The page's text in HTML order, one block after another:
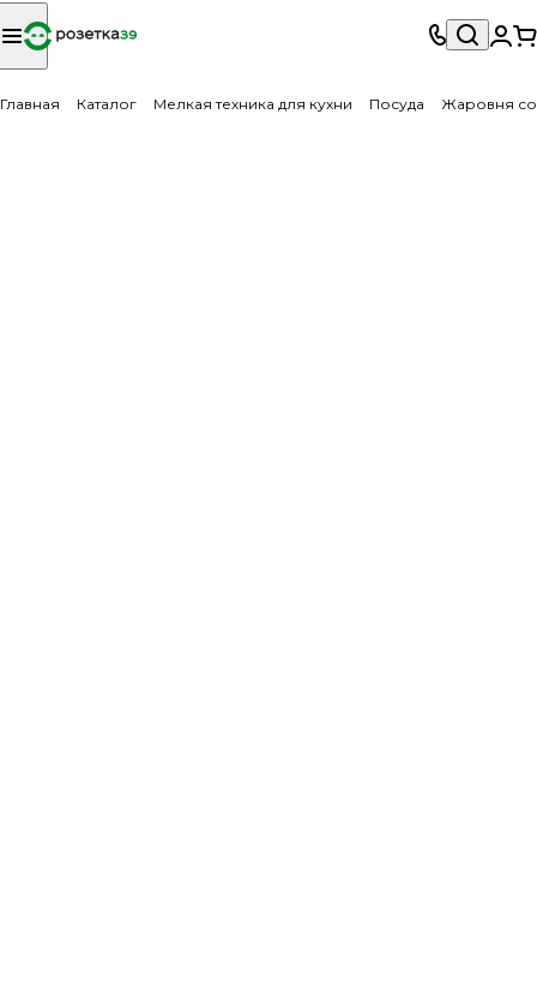
Главная Каталог Мелкая техника для кухни Посуда Жаровня со